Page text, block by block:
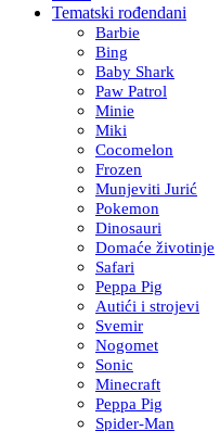
Tematski rođendani
Barbie
Bing
Baby Shark
Paw Patrol
Minie
Miki
Cocomelon
Frozen
Munjeviti Jurić
Pokemon
Dinosauri
Domaće životinje
Safari
Peppa Pig
Autići i strojevi
Svemir
Nogomet
Sonic
Minecraft
Peppa Pig
Spider-Man